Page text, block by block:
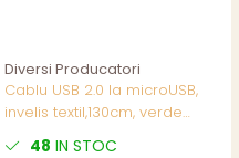
Diversi Producatori
Cablu USB 2.0 la microUSB,
invelis textil,130cm, verde
fluorescent, CTM-G-02
48 IN STOC